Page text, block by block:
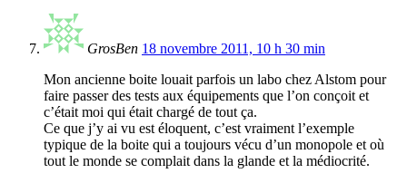
GrosBen 18 novembre 2011, 10 h 30 min
Mon ancienne boite louait parfois un labo chez Alstom pour
faire passer des tests aux équipements que l’on conçoit et
c’était moi qui était chargé de tout ça.
Ce que j’y ai vu est éloquent, c’est vraiment l’exemple
typique de la boite qui a toujours vécu d’un monopole et où
tout le monde se complait dans la glande et la médiocrité.